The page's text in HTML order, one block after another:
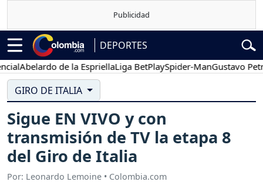
DEPORTES
Abelardo de la EspriellaLiga BetPlaySpider-ManGustavo Petro
GIRO DE ITALIA
Sigue EN VIVO y con
transmisión de TV la etapa 8
del Giro de Italia
Por: Leonardo Lemoine • Colombia.com